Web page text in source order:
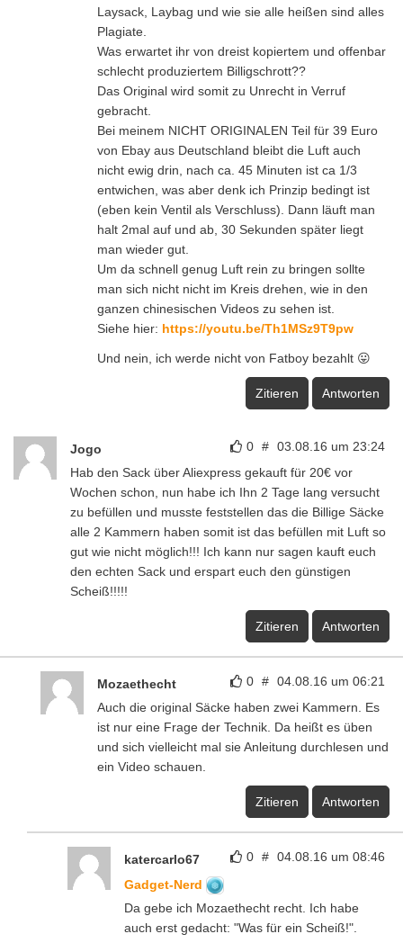
Laysack, Laybag und wie sie alle heißen sind alles
Plagiate.
Was erwartet ihr von dreist kopiertem und offenbar
schlecht produziertem Billigschrott??
Das Original wird somit zu Unrecht in Verruf
gebracht.
Bei meinem NICHT ORIGINALEN Teil für 39 Euro
von Ebay aus Deutschland bleibt die Luft auch
nicht ewig drin, nach ca. 45 Minuten ist ca 1/3
entwichen, was aber denk ich Prinzip bedingt ist
(eben kein Ventil als Verschluss). Dann läuft man
halt 2mal auf und ab, 30 Sekunden später liegt
man wieder gut.
Um da schnell genug Luft rein zu bringen sollte
man sich nicht nicht im Kreis drehen, wie in den
ganzen chinesischen Videos zu sehen ist.
Siehe hier: https://youtu.be/Th1MSz9T9pw
Und nein, ich werde nicht von Fatboy bezahlt 😛
Zitieren Antworten
0 # 03.08.16 um 23:24
Jogo
Hab den Sack über Aliexpress gekauft für 20€ vor
Wochen schon, nun habe ich Ihn 2 Tage lang versucht
zu befüllen und musste feststellen das die Billige Säcke
alle 2 Kammern haben somit ist das befüllen mit Luft so
gut wie nicht möglich!!! Ich kann nur sagen kauft euch
den echten Sack und erspart euch den günstigen
Scheiß!!!!!
Zitieren Antworten
0 # 04.08.16 um 06:21
Mozaethecht
Auch die original Säcke haben zwei Kammern. Es
ist nur eine Frage der Technik. Da heißt es üben
und sich vielleicht mal sie Anleitung durchlesen und
ein Video schauen.
Zitieren Antworten
0 # 04.08.16 um 08:46
katercarlo67
Gadget-Nerd
Da gebe ich Mozaethecht recht. Ich habe
auch erst gedacht: "Was für ein Scheiß!".